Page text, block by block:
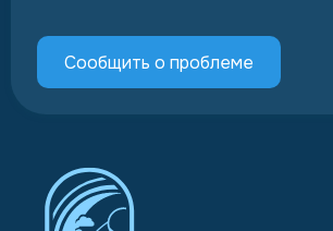
Сообщить о проблеме